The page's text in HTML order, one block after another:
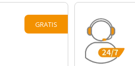
GRATIS